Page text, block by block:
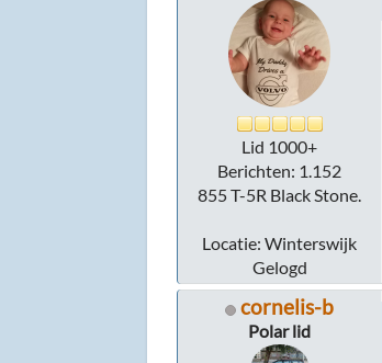
Lid 1000+
Berichten: 1.152
855 T-5R Black Stone.
Locatie: Winterswijk
Gelogd
cornelis-b
Polar lid